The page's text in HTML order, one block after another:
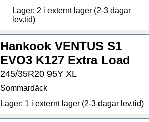
Lager: 2 i externt lager (2-3 dagar
lev.tid)
Hankook VENTUS S1
EVO3 K127 Extra Load
245/35R20 95Y XL
Sommardäck
Lager: 1 i externt lager (2-3 dagar lev.tid)